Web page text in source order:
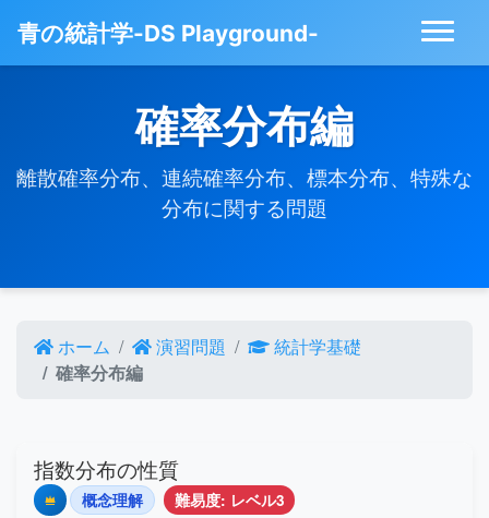
青の統計学-DS Playground-
確率分布編
離散確率分布、連続確率分布、標本分布、特殊な
分布に関する問題
ホーム 演習問題
統計学基礎
確率分布編
指数分布の性質
Premium概念理解 難易度: レベル3